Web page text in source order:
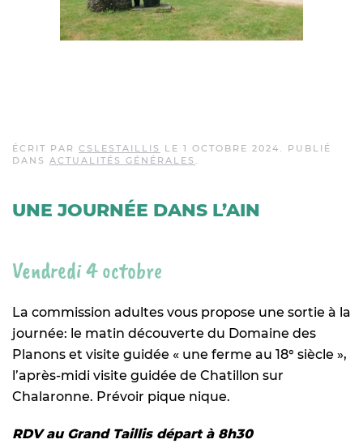
ÉCRIT PAR CSLESTAILLIS LE 1 OCTOBRE 2024 . PUBLIÉ
DANS ACTUALITÉS GÉNÉRALES .
UNE JOURNÉE DANS L’AIN
Vendredi 4 octobre
La commission adultes vous propose une sortie à la
journée: le matin découverte du Domaine des
Planons et visite guidée « une ferme au 18° siècle »,
l’après-midi visite guidée de Chatillon sur
Chalaronne. Prévoir pique nique.
RDV au Grand Taillis départ à 8h30